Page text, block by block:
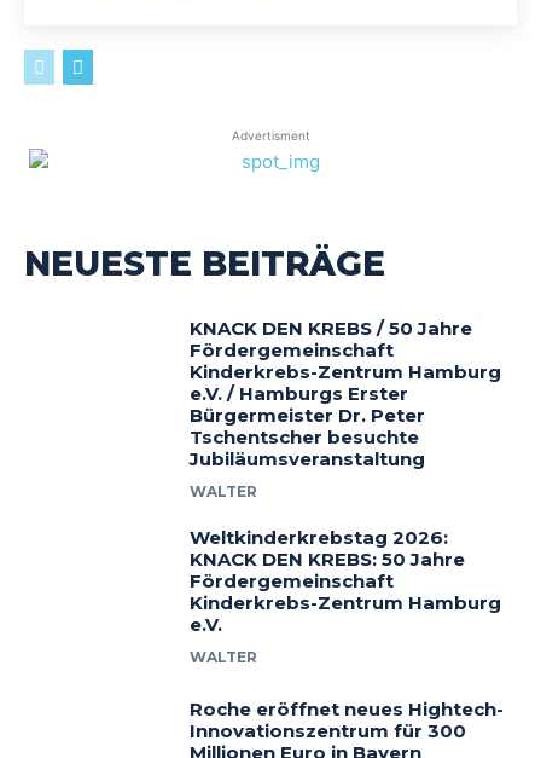
Advertisment
NEUESTE BEITRÄGE
KNACK DEN KREBS / 50 Jahre
Fördergemeinschaft
Kinderkrebs-Zentrum Hamburg
e.V. / Hamburgs Erster
Bürgermeister Dr. Peter
Tschentscher besuchte
Jubiläumsveranstaltung
WALTER
Weltkinderkrebstag 2026:
KNACK DEN KREBS: 50 Jahre
Fördergemeinschaft
Kinderkrebs-Zentrum Hamburg
e.V.
WALTER
Roche eröffnet neues Hightech-
Innovationszentrum für 300
Millionen Euro in Bayern